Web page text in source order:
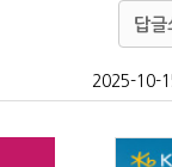
답글
2025-10-